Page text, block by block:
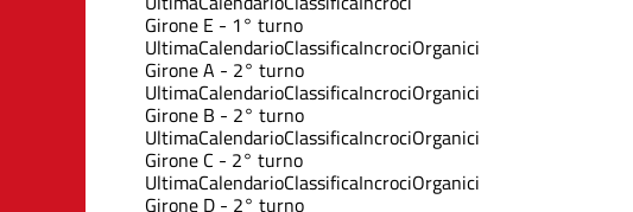
Girone E - 1° turno
UltimaCalendarioClassificaIncrociOrganici
Girone A - 2° turno
UltimaCalendarioClassificaIncrociOrganici
Girone B - 2° turno
UltimaCalendarioClassificaIncrociOrganici
Girone C - 2° turno
UltimaCalendarioClassificaIncrociOrganici
Girone D - 2° turno